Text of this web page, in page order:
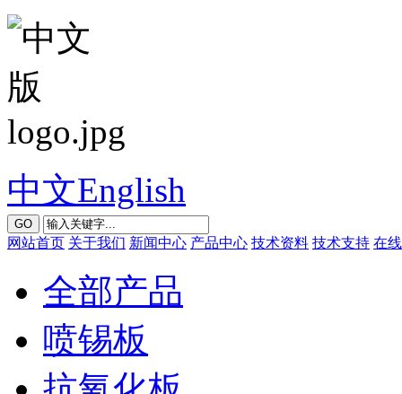
中文English
GO
网站首页 关于我们 新闻中心 产品中心 技术资料 技术支持 在
全部产品
喷锡板